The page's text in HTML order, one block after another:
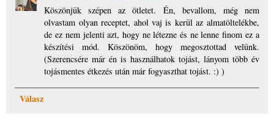
Köszönjük szépen az ötletet. Én, bevallom, még nem
olvastam olyan receptet, ahol vaj is kerül az almatöltelékbe,
de ez nem jelenti azt, hogy ne létezne és ne lenne finom ez a
készítési mód. Köszönöm, hogy megosztottad velünk.
(Szerencsére már én is használhatok tojást, lányom több év
tojásmentes étkezés után már fogyaszthat tojást. :) )
Válasz